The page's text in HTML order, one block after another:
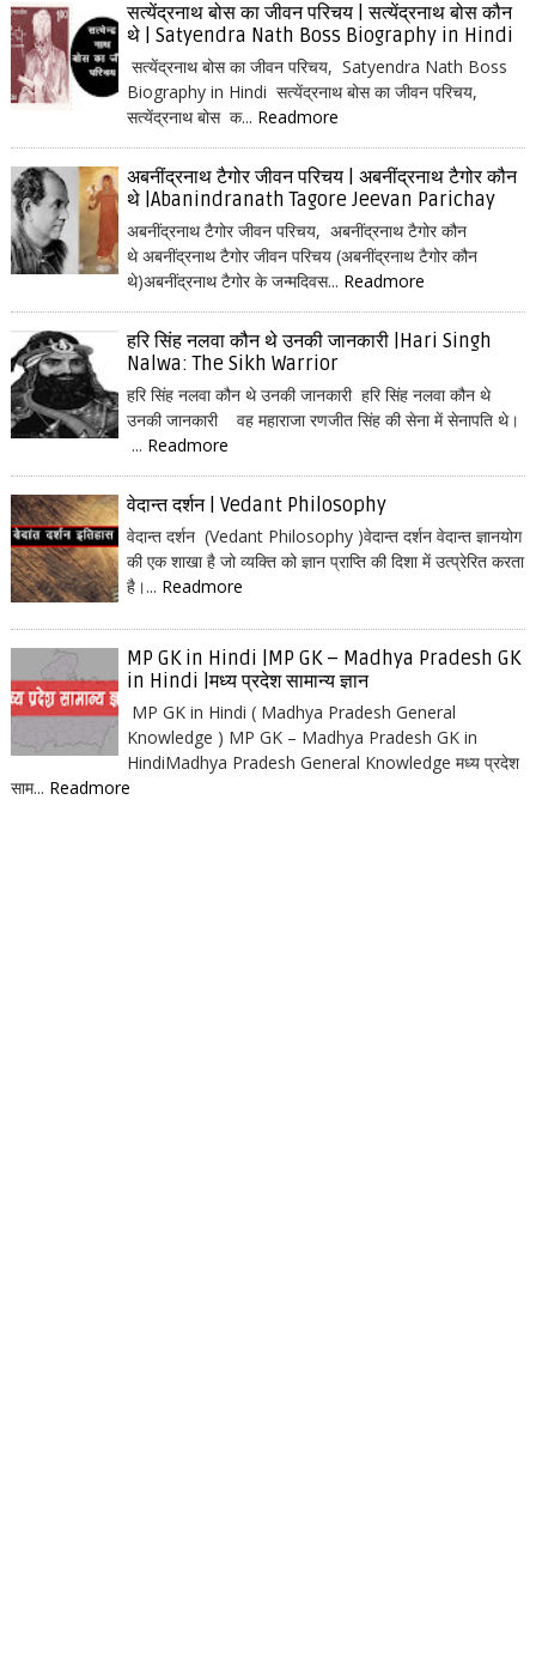
सत्येंद्रनाथ बोस का जीवन परिचय | सत्येंद्रनाथ बोस कौन
थे | Satyendra Nath Boss Biography in Hindi
सत्येंद्रनाथ बोस का जीवन परिचय, Satyendra Nath Boss
Biography in Hindi सत्येंद्रनाथ बोस का जीवन परिचय,
सत्येंद्रनाथ बोस क... Readmore
अबनींद्रनाथ टैगोर जीवन परिचय | अबनींद्रनाथ टैगोर कौन
थे |Abanindranath Tagore Jeevan Parichay
अबनींद्रनाथ टैगोर जीवन परिचय, अबनींद्रनाथ टैगोर कौन
थे अबनींद्रनाथ टैगोर जीवन परिचय (अबनींद्रनाथ टैगोर कौन
थे)अबनींद्रनाथ टैगोर के जन्मदिवस... Readmore
हरि सिंह नलवा कौन थे उनकी जानकारी |Hari Singh
Nalwa: The Sikh Warrior
हरि सिंह नलवा कौन थे उनकी जानकारी हरि सिंह नलवा कौन थे
उनकी जानकारी वह महाराजा रणजीत सिंह की सेना में सेनापति थे।
... Readmore
वेदान्त दर्शन | Vedant Philosophy
वेदान्त दर्शन (Vedant Philosophy )वेदान्त दर्शन वेदान्त ज्ञानयोग
की एक शाखा है जो व्यक्ति को ज्ञान प्राप्ति की दिशा में उत्प्रेरित करता
है।... Readmore
MP GK in Hindi |MP GK – Madhya Pradesh GK
in Hindi |मध्य प्रदेश सामान्य ज्ञान
MP GK in Hindi ( Madhya Pradesh General
Knowledge ) MP GK – Madhya Pradesh GK in
HindiMadhya Pradesh General Knowledge मध्य प्रदेश
साम... Readmore